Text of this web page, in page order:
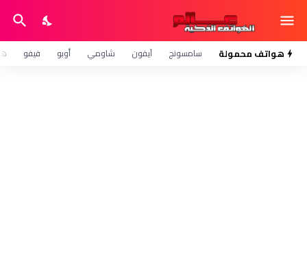
هواتف محمولة سامسونج آيفون شاومي أوبو فيفو